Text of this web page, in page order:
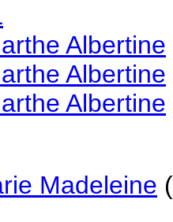
Albertine
Albertine
Albertine
Madeleine